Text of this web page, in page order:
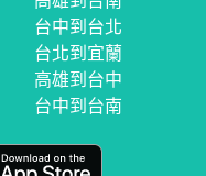
台中到台北
台北到宜蘭
高雄到台中
台中到台南